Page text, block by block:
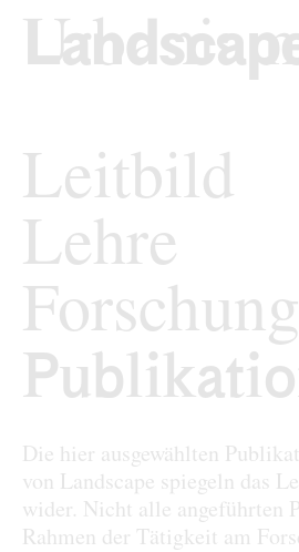
zum Inhalt springen
Leitbild
Lehre
Die hier ausgewählten
von Landscape spiegeln das
wider. Nicht alle angeführten
Rahmen der Tätigkeit am